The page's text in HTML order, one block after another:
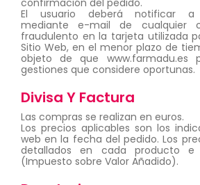
confirmación del pedido.
El usuario deberá notificar a
mediante e-mail de cualquier
fraudulento en la tarjeta utilizada
Sitio Web, en el menor plazo de
objeto de que www.farmadu.es
gestiones que considere oportunas.
Divisa Y Factura
Las compras se realizan en euros.
Los precios aplicables son los
web en la fecha del pedido. Los
detallados en cada producto e
(Impuesto sobre Valor Añadido).